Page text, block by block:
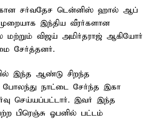
சர்வதேச டென்னிஸ் ஹால் ஆப்
இந்திய வீரர்களான
விஜய் அமிர்தராஜ் ஆகியோர்
சேர்த்தனர்.
இந்த ஆண்டு சிறந்த
நாட்டை சேர்ந்த இகா
செய்யப்பட்டார். இவர் இந்த
பிரெஞ்சு ஓபனில் பட்டம்